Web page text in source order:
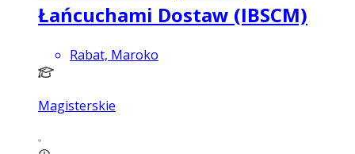
Łańcuchami Dostaw (IBSCM)
Rabat, Maroko
Magisterskie